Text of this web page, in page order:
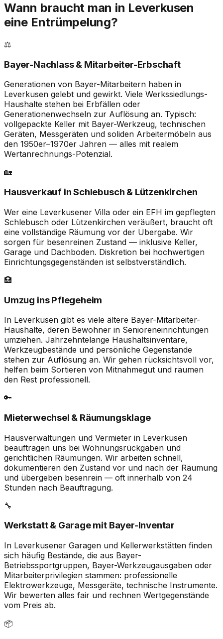
Wann braucht man in Leverkusen
eine Entrümpelung?
⚖️
Bayer-Nachlass & Mitarbeiter-Erbschaft
Generationen von Bayer-Mitarbeitern haben in
Leverkusen gelebt und gewirkt. Viele Werkssiedlungs-
Haushalte stehen bei Erbfällen oder
Generationenwechseln zur Auflösung an. Typisch:
vollgepackte Keller mit Bayer-Werkzeug, technischen
Geräten, Messgeräten und soliden Arbeitermöbeln aus
den 1950er–1970er Jahren — alles mit realem
Wertanrechnungs-Potenzial.
🏡
Hausverkauf in Schlebusch & Lützenkirchen
Wer eine Leverkusener Villa oder ein EFH im gepflegten
Schlebusch oder Lützenkirchen veräußert, braucht oft
eine vollständige Räumung vor der Übergabe. Wir
sorgen für besenreinen Zustand — inklusive Keller,
Garage und Dachboden. Diskretion bei hochwertigen
Einrichtungsgegenständen ist selbstverständlich.
🏥
Umzug ins Pflegeheim
In Leverkusen gibt es viele ältere Bayer-Mitarbeiter-
Haushalte, deren Bewohner in Senioreneinrichtungen
umziehen. Jahrzehntelange Haushaltsinventare,
Werkzeugbestände und persönliche Gegenstände
stehen zur Auflösung an. Wir gehen rücksichtsvoll vor,
helfen beim Sortieren von Mitnahmegut und räumen
den Rest professionell.
🔑
Mieterwechsel & Räumungsklage
Hausverwaltungen und Vermieter in Leverkusen
beauftragen uns bei Wohnungsrückgaben und
gerichtlichen Räumungen. Wir arbeiten schnell,
dokumentieren den Zustand vor und nach der Räumung
und übergeben besenrein — oft innerhalb von 24
Stunden nach Beauftragung.
🔧
Werkstatt & Garage mit Bayer-Inventar
In Leverkusener Garagen und Kellerwerkstätten finden
sich häufig Bestände, die aus Bayer-
Betriebssportgruppen, Bayer-Werkzeugausgaben oder
Mitarbeiterprivilegien stammen: professionelle
Elektrowerkzeuge, Messgeräte, technische Instrumente.
Wir bewerten alles fair und rechnen Wertgegenstände
vom Preis ab.
📦